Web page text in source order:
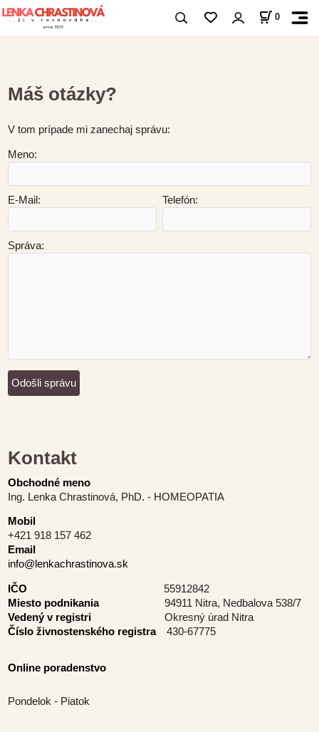
0
Máš otázky?
V tom prípade mi zanechaj správu:
Meno:
E-Mail: Telefón:
Správa:
Kontakt
Obchodné meno
Ing. Lenka Chrastinová, PhD. - HOMEOPATIA
Mobil
+421 918 157 462
Email
info@lenkachrastinova.sk
IČO55912842
Miesto podnikania94911 Nitra, Nedbalova 538/7
Vedený v registri
Okresný úrad Nitra
Číslo živnostenského registra
430-67775
Online poradenstvo
Pondelok - Piatok